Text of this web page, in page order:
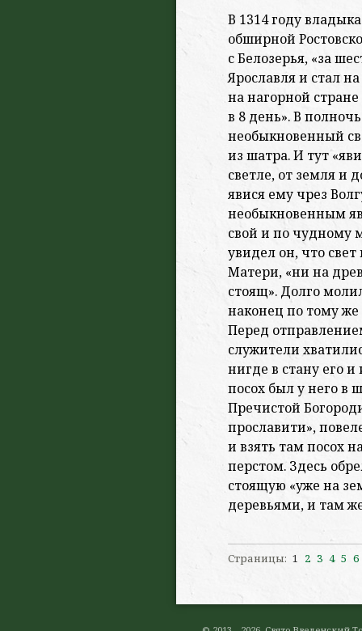
В 1314 году
обширной
с Белозерья, «за
Ярославля и стал
на нагорной
в 8 день». В
необыкновенный
из шатра. И тут
светле, от земля и
явися ему чрез
необыкновенным
свой и по чудному
увидел он, что
Матери, «ни на
стоящ». Долго
наконец по тому же
Перед
служители
нигде в стану его
посох был у него в
Пречистой
прославити»,
и взять там посох
перстом. Здесь
стоящую «уже на
деревьями, и там
Страницы: 1 2 3 4 5 6